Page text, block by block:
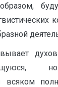
всяком